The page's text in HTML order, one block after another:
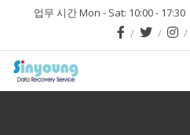
업무 시간 Mon - Sat: 10:00 - 17:30